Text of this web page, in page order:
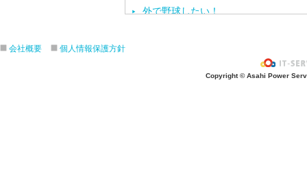
外で野球したい！
あの先生はだ〜れ？
会社概要 個人情報保護方針
Copyright © Asahi Power